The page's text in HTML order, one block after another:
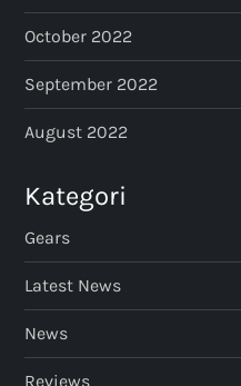
October 2022
September 2022
August 2022
Kategori
Gears
Latest News
News
Reviews